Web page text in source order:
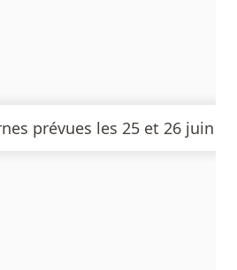
prévues les 25 et 26 juin